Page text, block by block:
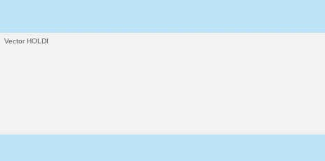
Vector HOLDI